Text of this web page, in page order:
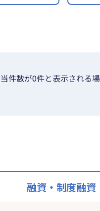
件数が0件と表示される
融資・制度融資